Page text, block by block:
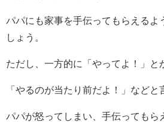
パパにも家事を手伝ってもらえるよ
しょう。
ただし、一方的に「やってよ！」と
「やるのが当たり前だよ！」などと
パパが怒ってしまい、手伝ってもら